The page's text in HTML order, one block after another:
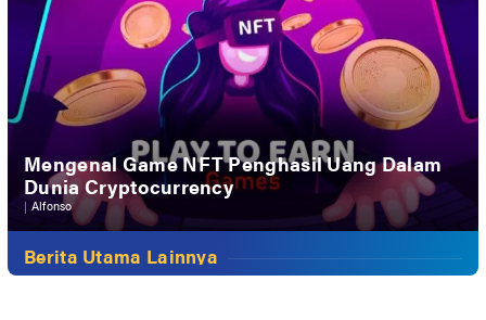
Mengenal Game NFT Penghasil Uang Dalam
Dunia Cryptocurrency
| Alfonso
Berita Utama Lainnya